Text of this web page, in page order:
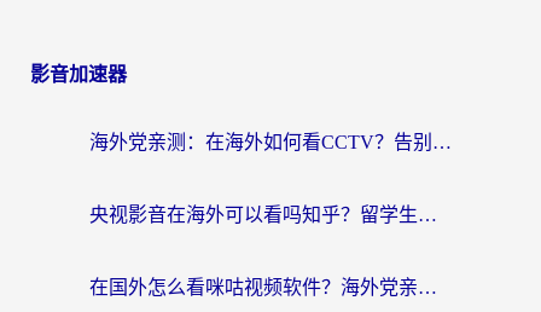
影音加速器
海外党亲测：在海外如何看CCTV？告别“仅限大陆播放”的实用指南
央视影音在海外可以看吗知乎？留学生亲测：3步解决地域限制+追剧自由
在国外怎么看咪咕视频软件？海外党亲测有效的回国加速方案